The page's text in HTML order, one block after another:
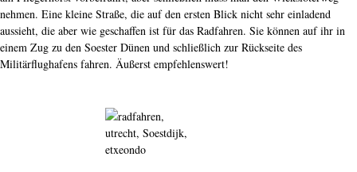
nehmen. Eine kleine Straße, die auf den ersten Blick nicht sehr einladend
aussieht, die aber wie geschaffen ist für das Radfahren. Sie können auf ihr in
einem Zug zu den Soester Dünen und schließlich zur Rückseite des
Militärflughafens fahren. Äußerst empfehlenswert!